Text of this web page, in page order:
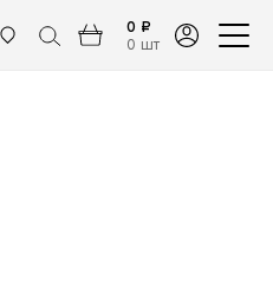
0 ₽
0 шт